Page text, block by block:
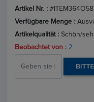
Artikel Nr. :
Verfügbare Menge :
Artikelqualität : Schön/
Beobachtet von : 2